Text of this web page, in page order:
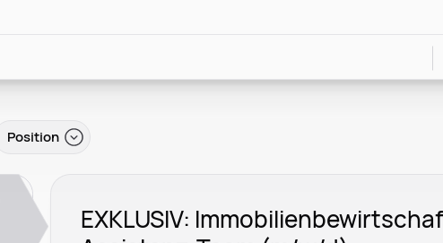
Position
EXKLUSIV: